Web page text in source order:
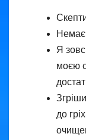
Немає
Я
моєю
до